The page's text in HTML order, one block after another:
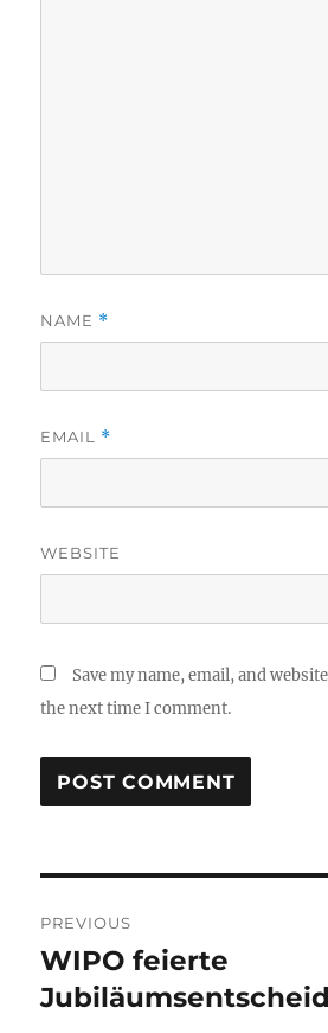
NAME *
EMAIL *
WEBSITE
Save my name, email, and
the next time I comment.
navigation
PREVIOUS
Previous
post:
WIPO feierte